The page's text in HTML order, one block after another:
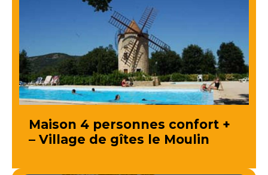
Maison 4 personnes confort +
– Village de gîtes le Moulin